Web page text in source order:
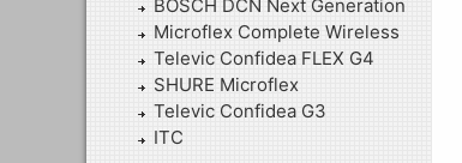
BOSCH DCN Next Generation
Microflex Complete Wireless
Televic Confidea FLEX G4
SHURE Microflex
Televic Confidea G3
ITC